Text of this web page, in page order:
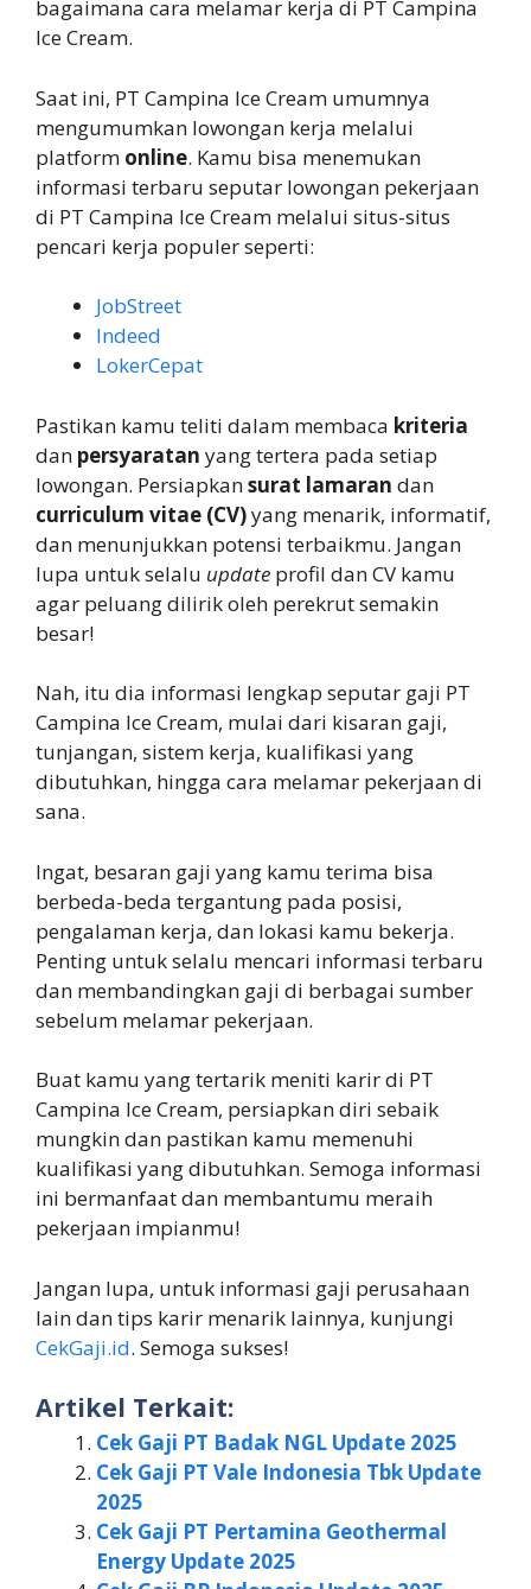
bagaimana cara melamar kerja di PT Campina
Ice Cream.
Saat ini, PT Campina Ice Cream umumnya
mengumumkan lowongan kerja melalui
platform online. Kamu bisa menemukan
informasi terbaru seputar lowongan pekerjaan
di PT Campina Ice Cream melalui situs-situs
pencari kerja populer seperti:
JobStreet
Indeed
LokerCepat
Pastikan kamu teliti dalam membaca kriteria
dan persyaratan yang tertera pada setiap
lowongan. Persiapkansurat lamaran dan
curriculum vitae (CV)yang menarik, informatif,
dan menunjukkan potensi terbaikmu. Jangan
lupa untuk selalu update profil dan CV kamu
agar peluang dilirik oleh perekrut semakin
besar!
Nah, itu dia informasi lengkap seputar gaji PT
Campina Ice Cream, mulai dari kisaran gaji,
tunjangan, sistem kerja, kualifikasi yang
dibutuhkan, hingga cara melamar pekerjaan di
sana.
Ingat, besaran gaji yang kamu terima bisa
berbeda-beda tergantung pada posisi,
pengalaman kerja, dan lokasi kamu bekerja.
Penting untuk selalu mencari informasi terbaru
dan membandingkan gaji di berbagai sumber
sebelum melamar pekerjaan.
Buat kamu yang tertarik meniti karir di PT
Campina Ice Cream, persiapkan diri sebaik
mungkin dan pastikan kamu memenuhi
kualifikasi yang dibutuhkan. Semoga informasi
ini bermanfaat dan membantumu meraih
pekerjaan impianmu!
Jangan lupa, untuk informasi gaji perusahaan
lain dan tips karir menarik lainnya, kunjungi
CekGaji.id. Semoga sukses!
Artikel Terkait:
Cek Gaji PT Badak NGL Update 2025
Cek Gaji PT Vale Indonesia Tbk Update
2025
Cek Gaji PT Pertamina Geothermal
Energy Update 2025